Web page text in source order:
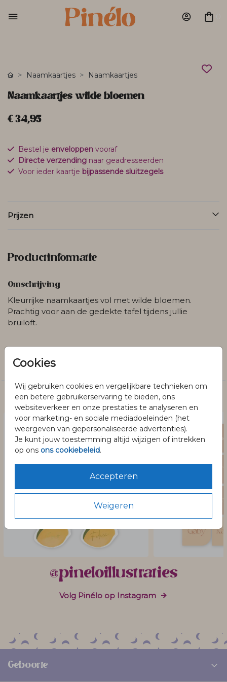
Cookies
Wij gebruiken cookies en vergelijkbare technieken om
een betere gebruikerservaring te bieden, ons
websiteverkeer en onze prestaties te analyseren en
voor marketing- en sociale mediadoeleinden (het
weergeven van gepersonaliseerde advertenties).
Je kunt jouw toestemming altijd wijzigen of intrekken
op ons ons cookiebeleid.
Accepteren
Weigeren
Naamkaartjes Naamkaartjes
Naamkaartjes wilde bloemen
€ 34,95
Bestel je enveloppen vooraf
Directe verzending naar geadresseerden
Voor ieder kaartje bijpassende sluitzegels
Prijzen
Productinformatie
Omschrijving
Kleurrijke naamkaartjes vol met wilde bloemen.
Prachtig voor aan de gedekte tafel tijdens jullie
bruiloft.
Naamkaartjes
Dit vind je misschien ook leuk
@pineloillustraties
Volg Pinélo op Instagram
Geboorte